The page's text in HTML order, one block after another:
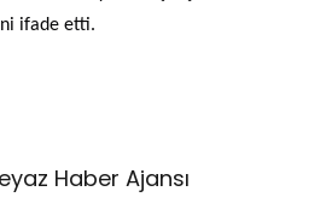
ifade etti.
Haber Ajansı